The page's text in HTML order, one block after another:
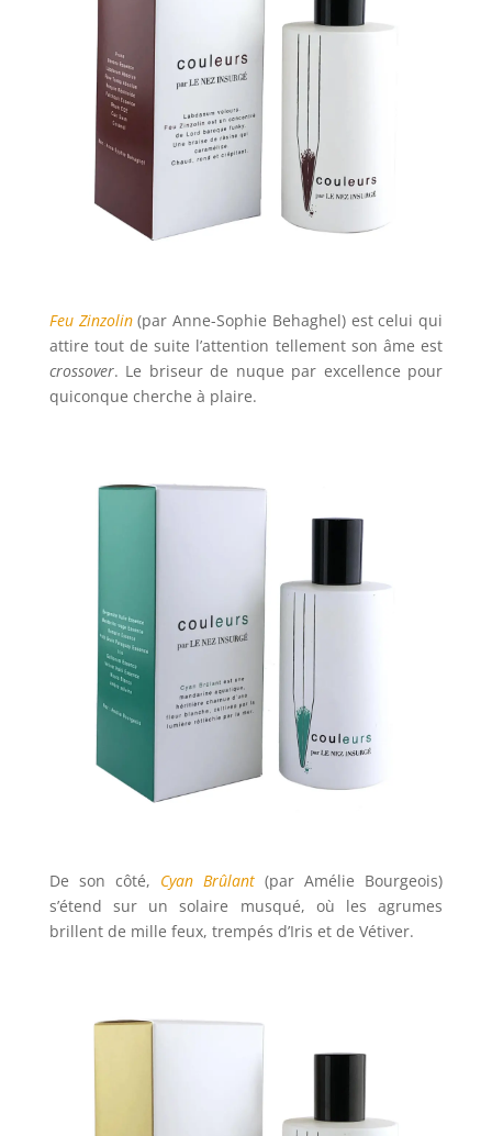
Feu Zinzolin(par Anne-Sophie Behaghel) est celui qui
attire tout de suite l’attention tellement son âme est
crossover. Le briseur de nuque par excellence pour
quiconque cherche à plaire.
De son côté, Cyan Brûlant (par Amélie Bourgeois)
s’étend sur un solaire musqué, où les agrumes
brillent de mille feux, trempés d’Iris et de Vétiver.